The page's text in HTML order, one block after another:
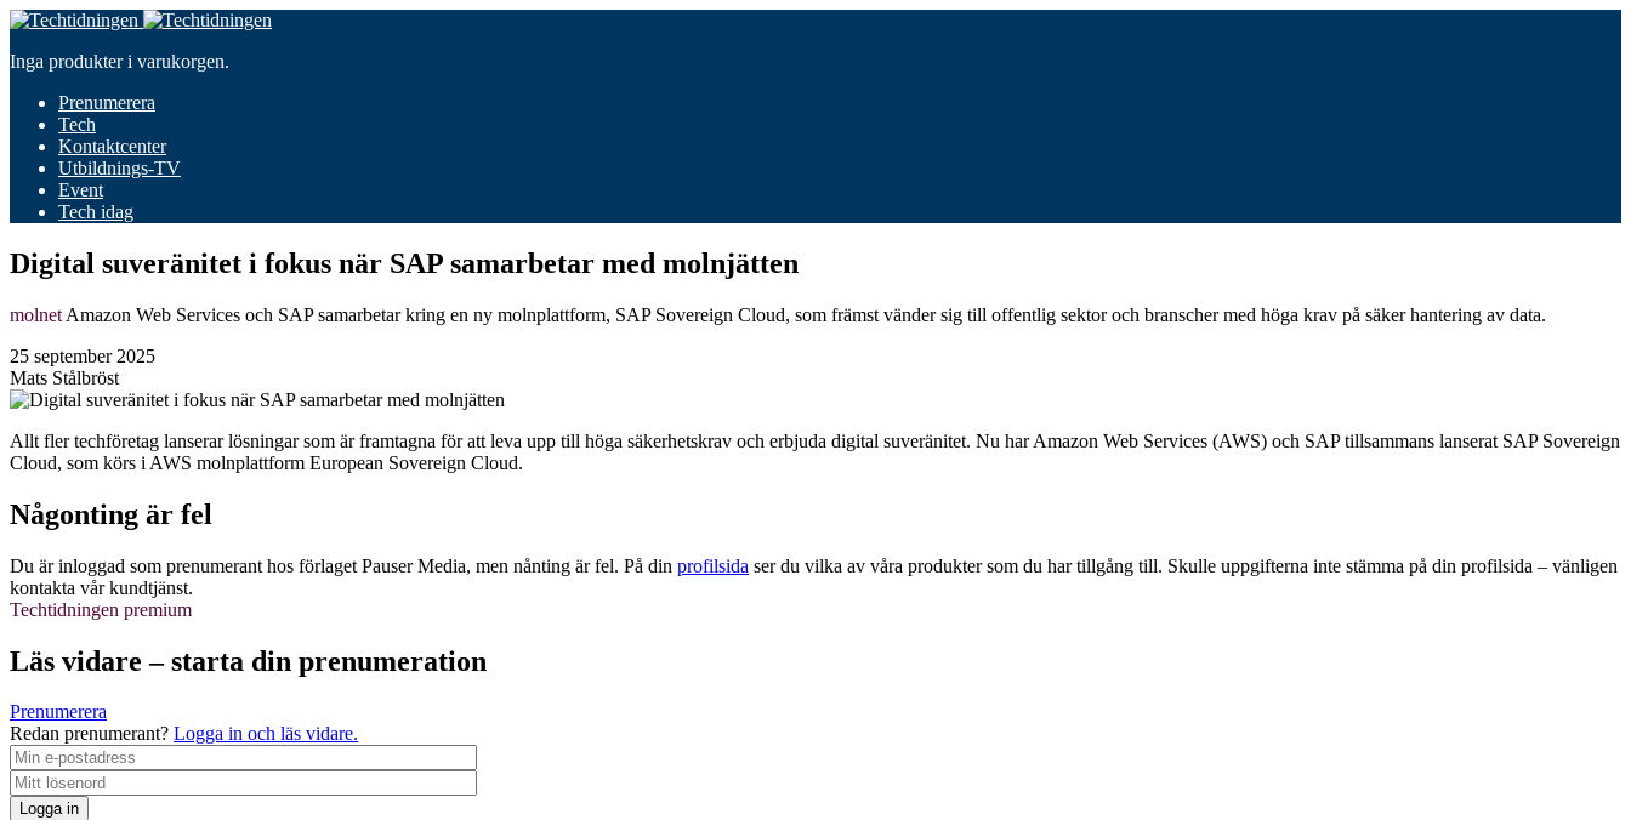
Inga produkter i varukorgen.
Prenumerera
Tech
Kontaktcenter
Utbildnings-TV
Event
Tech idag
Digital suveränitet i fokus när SAP samarbetar med molnjätten
molnet Amazon Web Services och SAP samarbetar kring en ny molnplattform, SAP Sovereign Cloud, som främst vänder sig till offentlig sektor och branscher med höga krav på säker hantering av data.
25 september 2025
Mats Stålbröst
Allt fler techföretag lanserar lösningar som är framtagna för att leva upp till höga säkerhetskrav och erbjuda digital suveränitet. Nu har Amazon Web Services (AWS) och SAP tillsammans lanserat SAP Sovereign
Cloud, som körs i AWS molnplattform European Sovereign Cloud.
Någonting är fel
Du är inloggad som prenumerant hos förlaget Pauser Media, men nånting är fel. På din profilsida ser du vilka av våra produkter som du har tillgång till. Skulle uppgifterna inte stämma på din profilsida – vänligen
kontakta vår kundtjänst.
Techtidningen premium
Läs vidare – starta din prenumeration
Prenumerera
Redan prenumerant? Logga in och läs vidare.
Logga in